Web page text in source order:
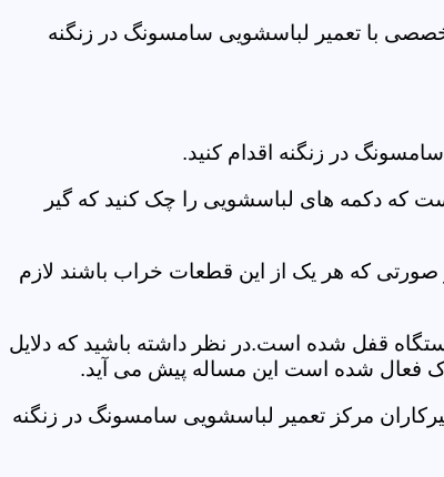
با تعمیر لباسشویی سامسونگ در زنگنه
در زنگنه اقدام کنید.
که دکمه های لباسشویی را چک کنید که گیر
که هر یک از این قطعات خراب باشند لازم
قفل شده است.در نظر داشته باشید که دلایل
فعال شده است این مساله پیش می آید.
مرکز تعمیر لباسشویی سامسونگ در زنگنه